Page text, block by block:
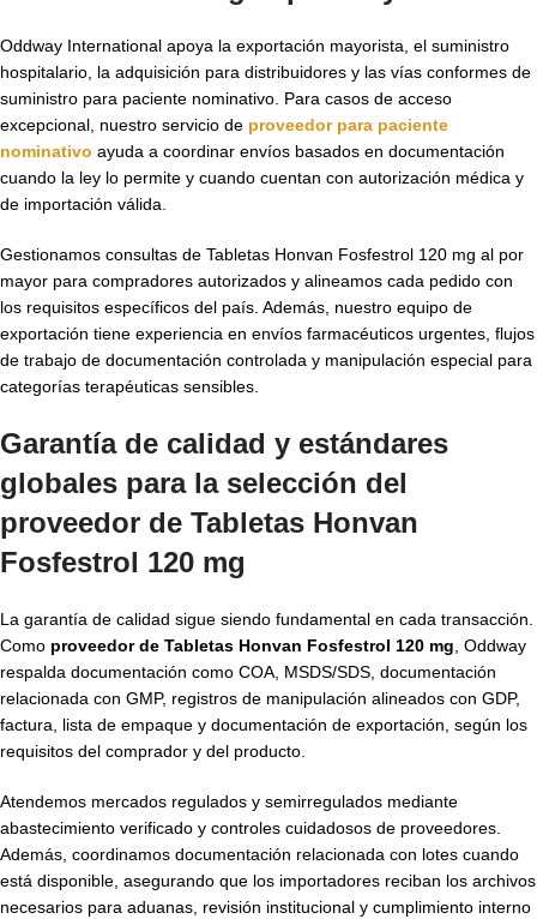
Oddway International apoya la exportación mayorista, el suministro
hospitalario, la adquisición para distribuidores y las vías conformes de
suministro para paciente nominativo. Para casos de acceso
excepcional, nuestro servicio de proveedor para paciente
nominativo ayuda a coordinar envíos basados en documentación
cuando la ley lo permite y cuando cuentan con autorización médica y
de importación válida.
Gestionamos consultas de Tabletas Honvan Fosfestrol 120 mg al por
mayor para compradores autorizados y alineamos cada pedido con
los requisitos específicos del país. Además, nuestro equipo de
exportación tiene experiencia en envíos farmacéuticos urgentes, flujos
de trabajo de documentación controlada y manipulación especial para
categorías terapéuticas sensibles.
Garantía de calidad y estándares
globales para la selección del
proveedor de Tabletas Honvan
Fosfestrol 120 mg
La garantía de calidad sigue siendo fundamental en cada transacción.
Como proveedor de Tabletas Honvan Fosfestrol 120 mg , Oddway
respalda documentación como COA, MSDS/SDS, documentación
relacionada con GMP, registros de manipulación alineados con GDP,
factura, lista de empaque y documentación de exportación, según los
requisitos del comprador y del producto.
Atendemos mercados regulados y semirregulados mediante
abastecimiento verificado y controles cuidadosos de proveedores.
Además, coordinamos documentación relacionada con lotes cuando
está disponible, asegurando que los importadores reciban los archivos
necesarios para aduanas, revisión institucional y cumplimiento interno